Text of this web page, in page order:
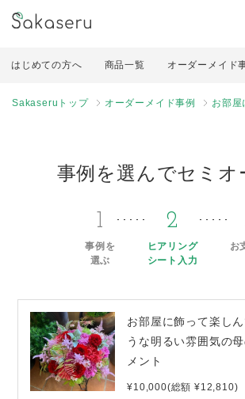
はじめての方へ 商品一覧 オーダーメイド
Sakaseruトップ オーダーメイド事例 お部
事例を選んでセミオ
1
事例を
選ぶ
2
ヒアリング
シート入力
お
お部屋に飾って楽し
うな明るい雰囲気の
メント
¥10,000(総額 ¥12,810)